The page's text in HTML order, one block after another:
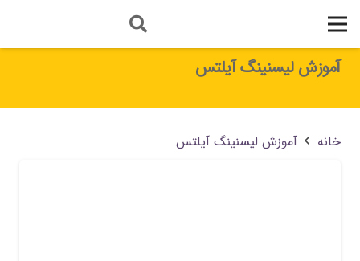
آموزش لیسنینگ آیلتس
خانه آموزش لیسنینگ آیلتس